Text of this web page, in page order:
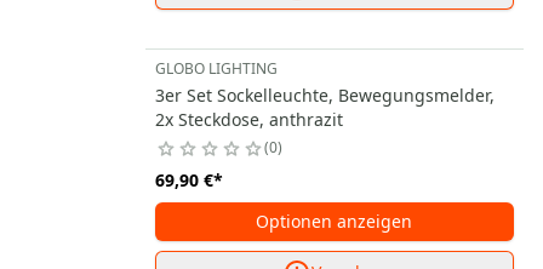
GLOBO LIGHTING
3er Set Sockelleuchte, Bewegungsmelder,
2x Steckdose, anthrazit
0
69,90 €*
Optionen anzeigen